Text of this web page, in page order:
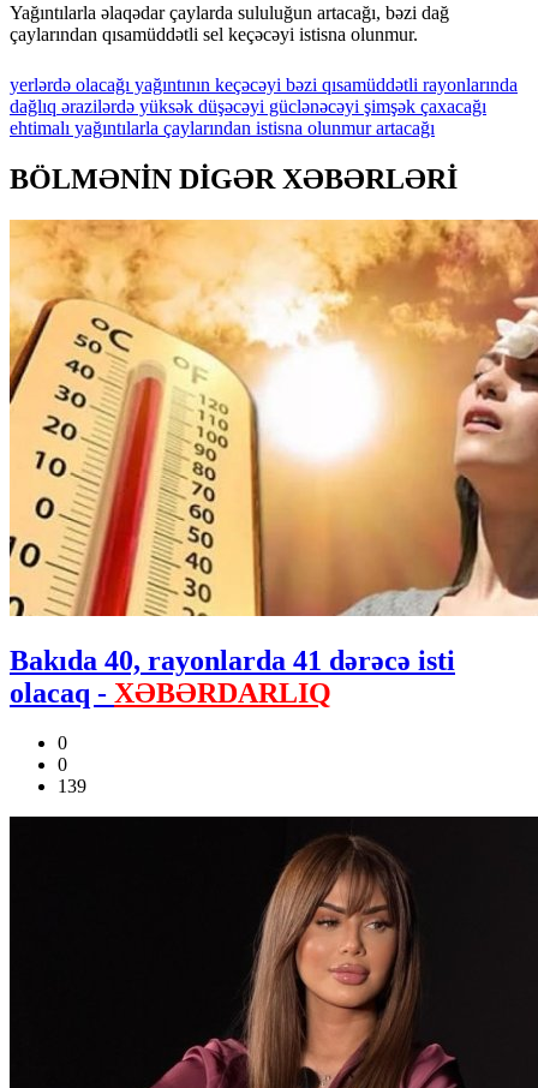
Yağıntılarla əlaqədar çaylarda sululuğun artacağı, bəzi dağ
çaylarından qısamüddətli sel keçəcəyi istisna olunmur.
yerlərdə olacağı yağıntının keçəcəyi bəzi qısamüddətli rayonlarında
dağlıq ərazilərdə yüksək düşəcəyi güclənəcəyi şimşək çaxacağı
ehtimalı yağıntılarla çaylarından istisna olunmurartacağı
BÖLMƏNİN DİGƏR XƏBƏRLƏRİ
Bakıda 40, rayonlarda 41 dərəcə isti
olacaq - XƏBƏRDARLIQ
0
0
139